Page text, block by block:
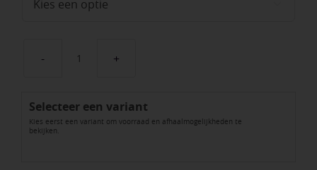
Hulpstukken
Ø
aantal
Selecteer een variant
Kies eerst een variant om voorraad en afhaalmogelijkheden te
bekijken.